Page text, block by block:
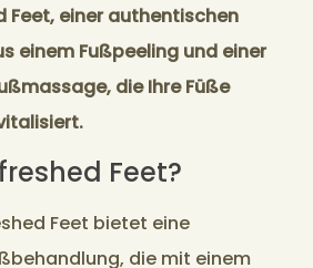
Feet, einer authentischen
einem Fußpeeling und einer
die Ihre Füße
Feet?
Feet bietet eine
die mit einem